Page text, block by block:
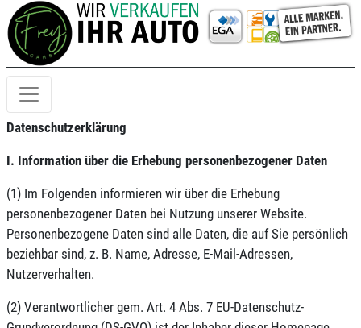
Datenschutzerklärung
I. Information über die Erhebung personenbezogener Daten
(1) Im Folgenden informieren wir über die Erhebung
personenbezogener Daten bei Nutzung unserer Website.
Personenbezogene Daten sind alle Daten, die auf Sie persönlich
beziehbar sind, z. B. Name, Adresse, E-Mail-Adressen,
Nutzerverhalten.
(2) Verantwortlicher gem. Art. 4 Abs. 7 EU-Datenschutz-